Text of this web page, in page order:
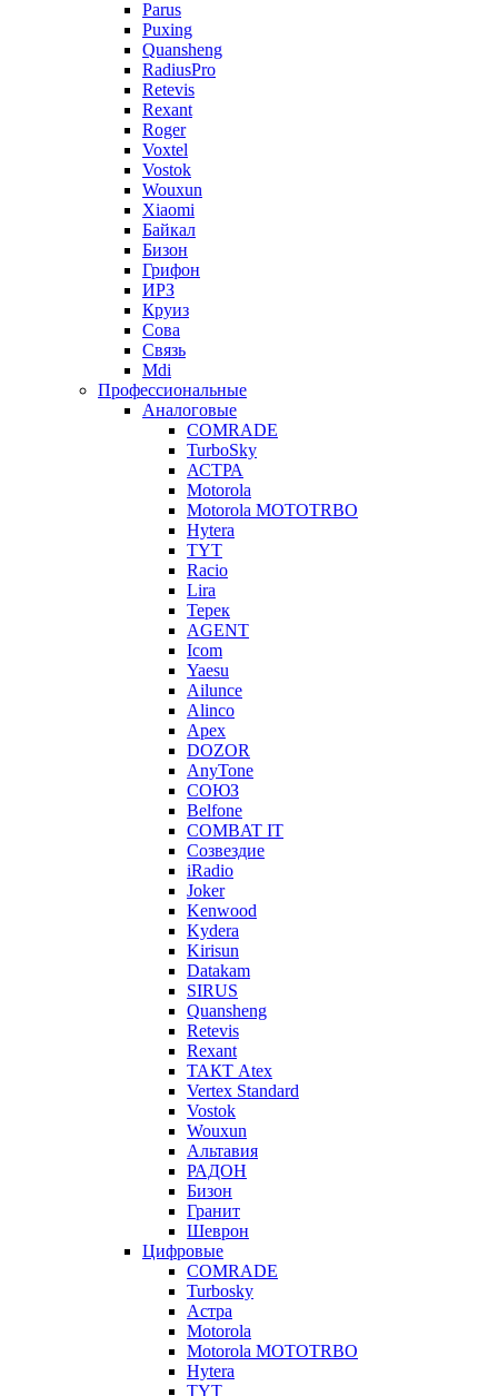
Parus
Puxing
Quansheng
RadiusPro
Retevis
Rexant
Roger
Voxtel
Vostok
Wouxun
Xiaomi
Байкал
Бизон
Грифон
ИРЗ
Круиз
Сова
Связь
Mdi
Профессиональные
Аналоговые
COMRADE
TurboSky
АСТРА
Motorola
Motorola MOTOTRBO
Hytera
TYT
Racio
Lira
Терек
AGENT
Icom
Yaesu
Ailunce
Alinco
Apex
DOZOR
AnyTone
СОЮЗ
Belfone
COMBAT IT
Созвездие
iRadio
Joker
Kenwood
Kydera
Kirisun
Datakam
SIRUS
Quansheng
Retevis
Rexant
ТАКТ Atex
Vertex Standard
Vostok
Wouxun
Альтавия
РАДОН
Бизон
Гранит
Шеврон
Цифровые
COMRADE
Turbosky
Астра
Motorola
Motorola MOTOTRBO
Hytera
TYT